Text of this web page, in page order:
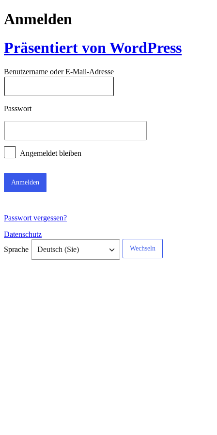
Anmelden
Präsentiert von WordPress
Benutzername oder E-Mail-Adresse
Passwort
Angemeldet bleiben
Passwort vergessen?
Datenschutz
Sprache